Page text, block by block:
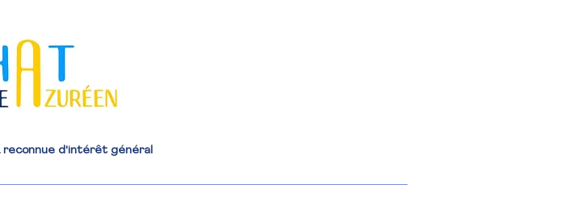
reconnue d'intérêt général